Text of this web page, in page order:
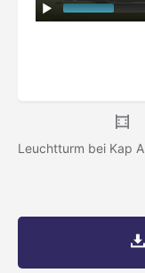
Leuchtturm bei Kap